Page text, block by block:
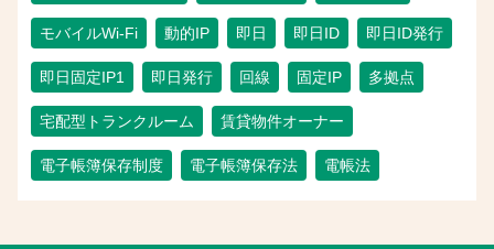
モバイルWi-Fi 動的IP 即日 即日ID 即日ID発行
即日固定IP1 即日発行 回線 固定IP 多拠点
宅配型トランクルーム 賃貸物件オーナー
電子帳簿保存制度 電子帳簿保存法 電帳法